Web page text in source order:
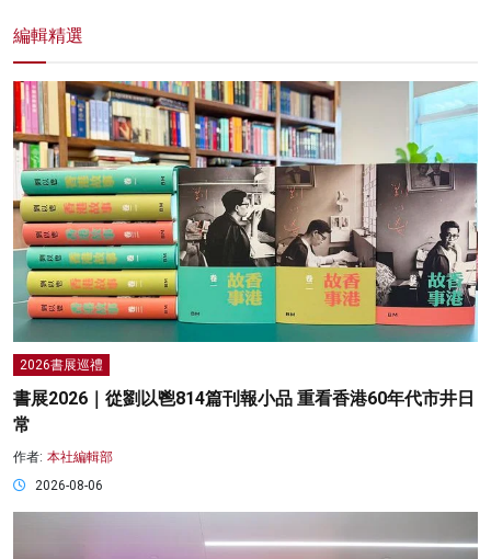
編輯精選
2026書展巡禮
書展2026｜從劉以鬯814篇刊報小品 重看香港60年代市井日
常
作者: 本社編輯部
2026-08-06